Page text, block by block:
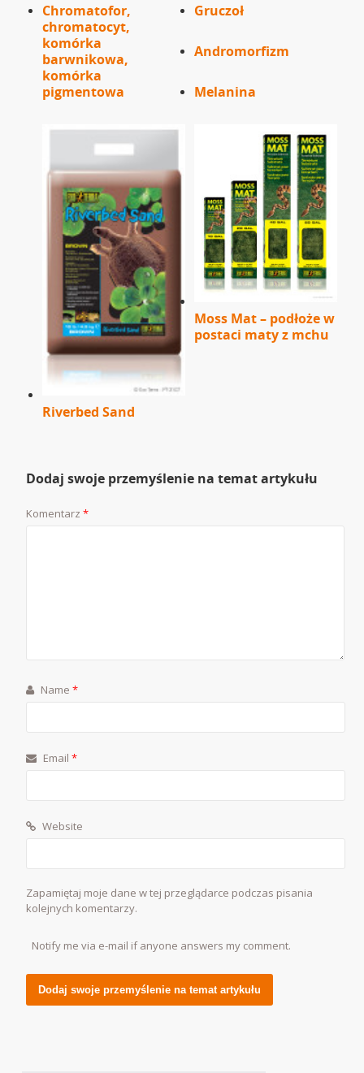
Chromatofor,
chromatocyt,
komórka
barwnikowa,
komórka
pigmentowa
Gruczoł
Andromorfizm
Melanina
Riverbed Sand
Moss Mat – podłoże w
postaci maty z mchu
Dodaj swoje przemyślenie na temat artykułu
Komentarz*
Name*
Email*
Website
Zapamiętaj moje dane w tej przeglądarce podczas pisania
kolejnych komentarzy.
Notify me via e-mail if anyone answers my comment.